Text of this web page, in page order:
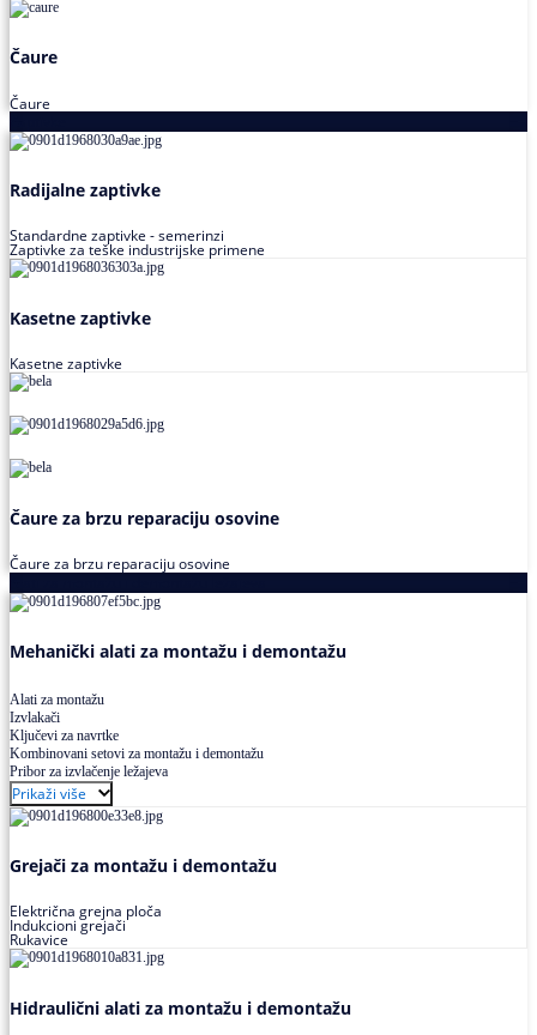
Čaure
Čaure
Radijalne zaptivke
Standardne zaptivke - semerinzi
Zaptivke za teške industrijske primene
Kasetne zaptivke
Kasetne zaptivke
Čaure za brzu reparaciju osovine
Čaure za brzu reparaciju osovine
Mehanički alati za montažu i demontažu
Alati za montažu
Izvlakači
Ključevi za navrtke
Kombinovani setovi za montažu i demontažu
Pribor za izvlačenje ležajeva
Prikaži više
Grejači za montažu i demontažu
Električna grejna ploča
Indukcioni grejači
Rukavice
Hidraulični alati za montažu i demontažu